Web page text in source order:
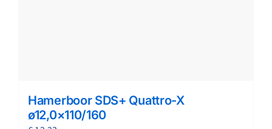
Hamerboor SDS+ Quattro-X
ø12,0×110/160